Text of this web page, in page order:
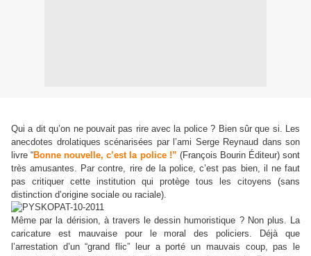
Qui a dit qu’on ne pouvait pas rire avec la police ? Bien sûr que si. Les
anecdotes drolatiques scénarisées par l’ami Serge Reynaud dans son
livre “Bonne nouvelle, c’est la police !” (François Bourin Éditeur) sont
très amusantes. Par contre, rire de la police, c’est pas bien, il ne faut
pas critiquer cette institution qui protège tous les citoyens (sans
distinction d’origine sociale ou raciale).
Même par la dérision, à travers le dessin humoristique ? Non plus. La
caricature est mauvaise pour le moral des policiers. Déjà que
l’arrestation d’un “grand flic”
leur a porté un mauvais coup, pas le